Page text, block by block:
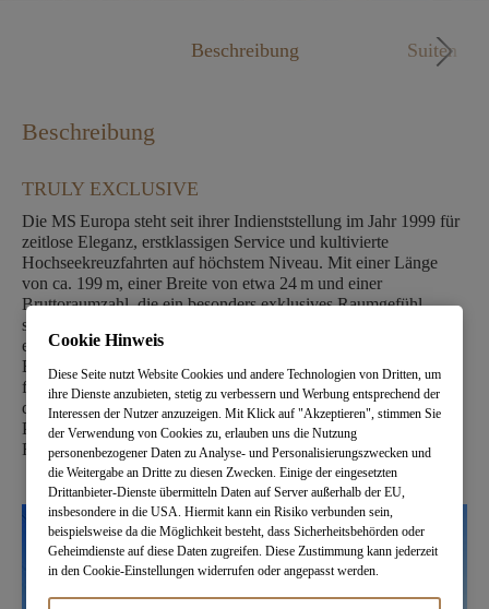
Beschreibung Suiten
Beschreibung
TRULY EXCLUSIVE
Die MS Europa steht seit ihrer Indienststellung im Jahr 1999 für
zeitlose Eleganz, erstklassigen Service und kultivierte
Hochseekreuzfahrten auf höchstem Niveau. Mit einer Länge
von ca. 199 m, einer Breite von etwa 24 m und einer
Bruttoraumzahl, die ein besonders exklusives Raumgefühl
schafft, bietet das Schiff Platz für rund 400 Gäste, betreut von
etwa 285 Crewmitgliedern – ein außergewöhnlich persönliches
Betreuungsverhältnis. An Bord entfaltet sich eine Atmosphäre
feinster Zurückhaltung, gepaart mit luxuriöser Ausstattung und
differenziertem Service. Die Europa erstreckt sich über sieben
Passagierdecks, auf denen sich großzügige Suiten, stilvolle
Restaurants und exklusive Rückzugsorte harmonisch verbinden.
Cookie Hinweis
Diese Seite nutzt Website Cookies und andere Technologien von Dritten, um
ihre Dienste anzubieten, stetig zu verbessern und Werbung entsprechend der
Interessen der Nutzer anzuzeigen. Mit Klick auf "Akzeptieren", stimmen Sie
der Verwendung von Cookies zu, erlauben uns die Nutzung
personenbezogener Daten zu Analyse- und Personalisierungszwecken und
die Weitergabe an Dritte zu diesen Zwecken. Einige der eingesetzten
Drittanbieter-Dienste übermitteln Daten auf Server außerhalb der EU,
insbesondere in die USA. Hiermit kann ein Risiko verbunden sein,
beispielsweise da die Möglichkeit besteht, dass Sicherheitsbehörden oder
Geheimdienste auf diese Daten zugreifen. Diese Zustimmung kann jederzeit
in den Cookie-Einstellungen widerrufen oder angepasst werden.